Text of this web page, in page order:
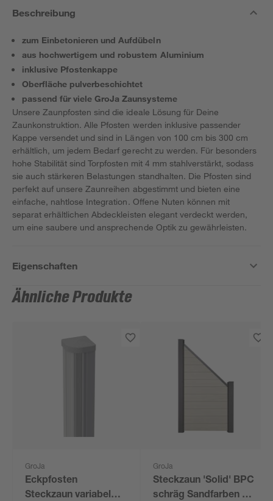
Beschreibung
zum Einbetonieren und Aufdübeln
aus hochwertigem und robustem Aluminium
inklusive Pfostenkappe
Oberfläche pulverbeschichtet
passend für viele GroJa Zaunsysteme
Unsere Zaunpfosten sind die ideale Lösung für Deine
Zaunkonstruktion. Alle Pfosten werden inklusive passender
Kappe versendet und sind in Längen von 100 cm bis 300 cm
erhältlich, um jedem Bedarf gerecht zu werden. Für besonders
hohe Stabilität sind Torpfosten mit 4 mm stahlverstärkt, sodass
sie auch stärkeren Belastungen standhalten. Die Pfosten sind
perfekt auf unsere Zaunreihen abgestimmt und bieten eine
einfache, nahtlose Integration. Offene Nuten können mit
separat erhältlichen Abdeckleisten elegant verdeckt werden,
um eine saubere und ansprechende Optik zu gewährleisten.
Eigenschaften
Ähnliche Produkte
GroJa
Eckpfosten
Steckzaun variabel
GroJa
Steckzaun 'Solid' BPC
schräg Sandfarben 90